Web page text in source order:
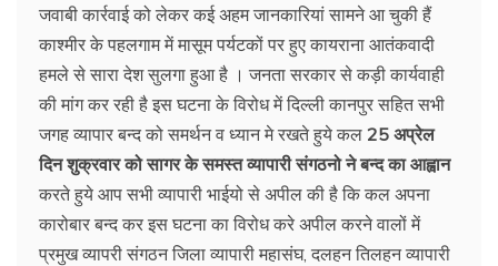
जवाबी कार्रवाई को लेकर कई अहम जानकारियां सामने आ चुकी हैं
काश्मीर के पहलगाम में मासूम पर्यटकों पर हुए कायराना आतंकवादी
हमले से सारा देश सुलगा हुआ है । जनता सरकार से कड़ी कार्यवाही
की मांग कर रही है इस घटना के विरोध में दिल्ली कानपुर सहित सभी
जगह व्यापार बन्द को समर्थन व ध्यान मे रखते हुये कल 25 अप्रेल
दिन शुक्रवार को सागर के समस्त व्यापारी संगठनो ने बन्द का आह्वान
करते हुये आप सभी व्यापारी भाईयो से अपील की है कि कल अपना
कारोबार बन्द कर इस घटना का विरोध करे अपील करने वालों में
प्रमुख व्यापरी संगठन जिला व्यापारी महासंघ, दलहन तिलहन व्यापारी